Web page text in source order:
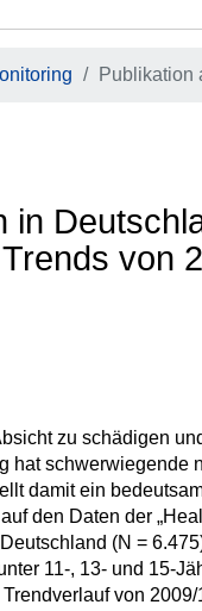
Publikation
in
von
zu schädigen
hat schwerwiegende
damit ein
den Daten der
(N =
11-, 13- und 15-
von